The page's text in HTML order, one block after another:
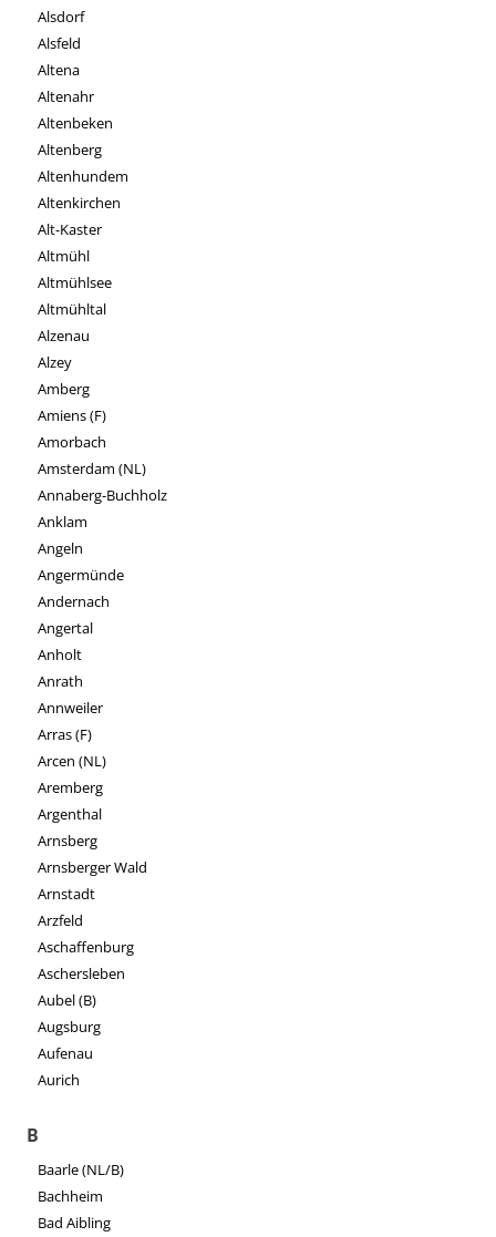
Alsdorf
Alsfeld
Altena
Altenahr
Altenbeken
Altenberg
Altenhundem
Altenkirchen
Alt-Kaster
Altmühl
Altmühlsee
Altmühltal
Alzenau
Alzey
Amberg
Amiens (F)
Amorbach
Amsterdam (NL)
Annaberg-Buchholz
Anklam
Angeln
Angermünde
Andernach
Angertal
Anholt
Anrath
Annweiler
Arras (F)
Arcen (NL)
Aremberg
Argenthal
Arnsberg
Arnsberger Wald
Arnstadt
Arzfeld
Aschaffenburg
Aschersleben
Aubel (B)
Augsburg
Aufenau
Aurich
B
Baarle (NL/B)
Bachheim
Bad Aibling